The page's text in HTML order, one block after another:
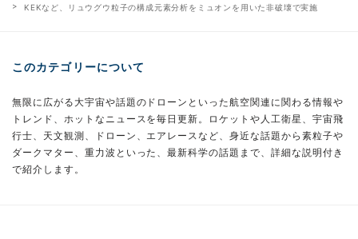
KEKなど、リュウグウ粒子の構成元素分析をミュオンを用いた非破壊で実施
このカテゴリーについて
無限に広がる大宇宙や話題のドローンといった航空関連に関わる情報や
トレンド、ホットなニュースを毎日更新。ロケットや人工衛星、宇宙飛
行士、天文観測、ドローン、エアレースなど、身近な話題から素粒子や
ダークマター、重力波といった、最新科学の話題まで、詳細な説明付き
で紹介します。